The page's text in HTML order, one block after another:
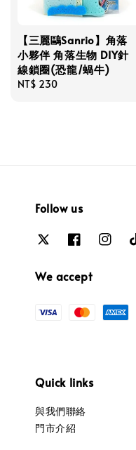
【三麗鷗Sanrio】角落
小夥伴 角落生物 DIY針
線鎖圈(恐龍/蝸牛)
Regular
NT$ 230
Follow us
We accept
Quick links
與我們聯絡
門市介紹